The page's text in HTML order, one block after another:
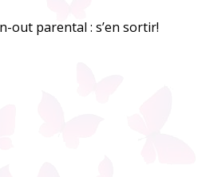
out parental : s’en sortir!